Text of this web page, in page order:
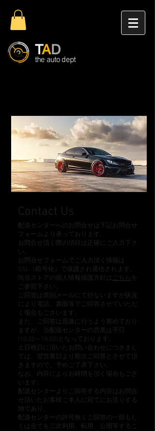
TAD
the auto dept
Contact Us
配送センターへのお問合せは下記お問合せ
フォームより承っております。
お問合せ頂く際の項目は正確にご入力下さ
い。
お問合せフォームでご入力頂く情報は
SSL（暗号化）で保護され通信されます。
尚当ストアの個人情報保護方針は こちら を
ご参照下さい。
ご回答は原則メールにて行ないますが状況
により電話、書面等でご回答させていただ
く場合もございます。
また、ご回答は迅速に行うよう努めており
ますが、当配送センターの営業は平日
(10:30～18:00)となっております。
土日祝日に頂いたお問い合わせにつきまし
ては、翌営業日より順次ご回答とさせて頂
きますので、予めご了承下さい。
なお、内容によりお時間を頂く場合もござ
います。
配送センターよりご回答する内容はお問合
せ頂いたお客様ご本人に宛てにお送りする
物であり、
配送センターの許可無くご回答の一部もし
くは全てを二次利用、転用、公開等するこ